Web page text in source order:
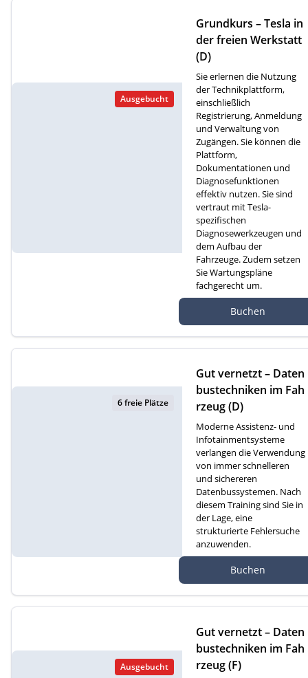
Ausgebucht
Grundkurs – Tesla in
der freien Werkstatt
(D)
Sie erlernen die Nutzung
der Technikplattform,
einschließlich
Registrierung, Anmeldung
und Verwaltung von
Zugängen. Sie können die
Plattform,
Dokumentationen und
Diagnosefunktionen
effektiv nutzen. Sie sind
vertraut mit Tesla-
spezifischen
Diagnosewerkzeugen und
dem Aufbau der
Fahrzeuge. Zudem setzen
Sie Wartungspläne
fachgerecht um.
atte 1D, 6260 Reiden
Buchen
6 freie Plätze
Gut vernetzt – Daten
bustechniken im Fah
rzeug (D)
Moderne Assistenz- und
Infotainmentsysteme
verlangen die Verwendung
von immer schnelleren
und sichereren
Datenbussystemen. Nach
diesem Training sind Sie in
der Lage, eine
strukturierte Fehlersuche
anzuwenden.
atte 1D, 6260 Reiden
Buchen
Ausgebucht
Gut vernetzt – Daten
bustechniken im Fah
rzeug (F)